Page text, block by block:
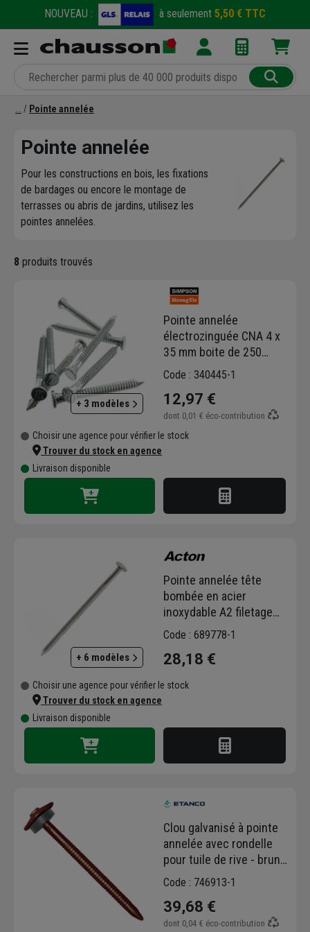
NOUVEAU : à seulement 5,50 € TTC
Pointe annelée
Pointe annelée
Pour les constructions en bois, les fixations
de bardages ou encore le montage de
terrasses ou abris de jardins, utilisez les
pointes annelées.
8 produits trouvés
+ 3 modèles
Pointe annelée
électrozinguée CNA 4 x
35 mm boite de 250
pièces
Code : 340445-1
12,97 €
dont 0,01 € éco-contribution
Choisir une agence pour vérifier le stock
Trouver du stock en agence
Livraison disponible
+ 6 modèles
Pointe annelée tête
bombée en acier
inoxydable A2 filetage
total 2.3x50mm boîte de
1kg
Code : 689778-1
28,18 €
Choisir une agence pour vérifier le stock
Trouver du stock en agence
Livraison disponible
Clou galvanisé à pointe
annelée avec rondelle
pour tuile de rive - brun
chocolat RAL 8017 -
3,7x65mm - seau de 100
Code : 746913-1
39,68 €
dont 0,04 € éco-contribution